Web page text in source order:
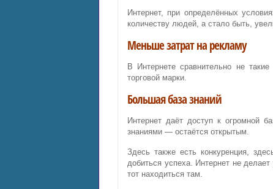
Интернет, при определённых
количеству людей, а стало быть,
Меньше затрат на рекламу
В Интернете сравнительно не
торговой марки.
Большая база знаний
Интернет даёт доступ к огромной
знаниями — остаётся открытым.
Здесь также есть конкуренция,
добиться успеха. Интернет не
тот находиться там.